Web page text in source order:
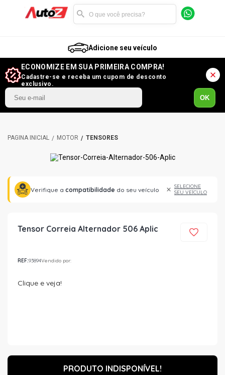
Adicione seu veículo
ECONOMIZE EM SUA PRIMEIRA COMPRA!
Cadastre-se e receba um cupom de desconto
exclusivo.
OK
MOTOR TENSORES
Verifique a compatibilidade do seu veículo
SELECIONE
SEU VEÍCULO
Tensor Correia Alternador 506 Aplic
REF:93894Vendido por:
Clique e veja!
PRODUTO INDISPONÍVEL!